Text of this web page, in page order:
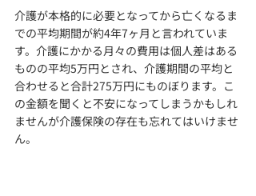
介護が本格的に必要となってから亡くなるま
での平均期間が約4年7ヶ月と言われていま
す。介護にかかる月々の費用は個人差はある
ものの平均5万円とされ、介護期間の平均と
合わせると合計275万円にものぼります。こ
の金額を聞くと不安になってしまうかもしれ
ませんが介護保険の存在も忘れてはいけませ
ん。